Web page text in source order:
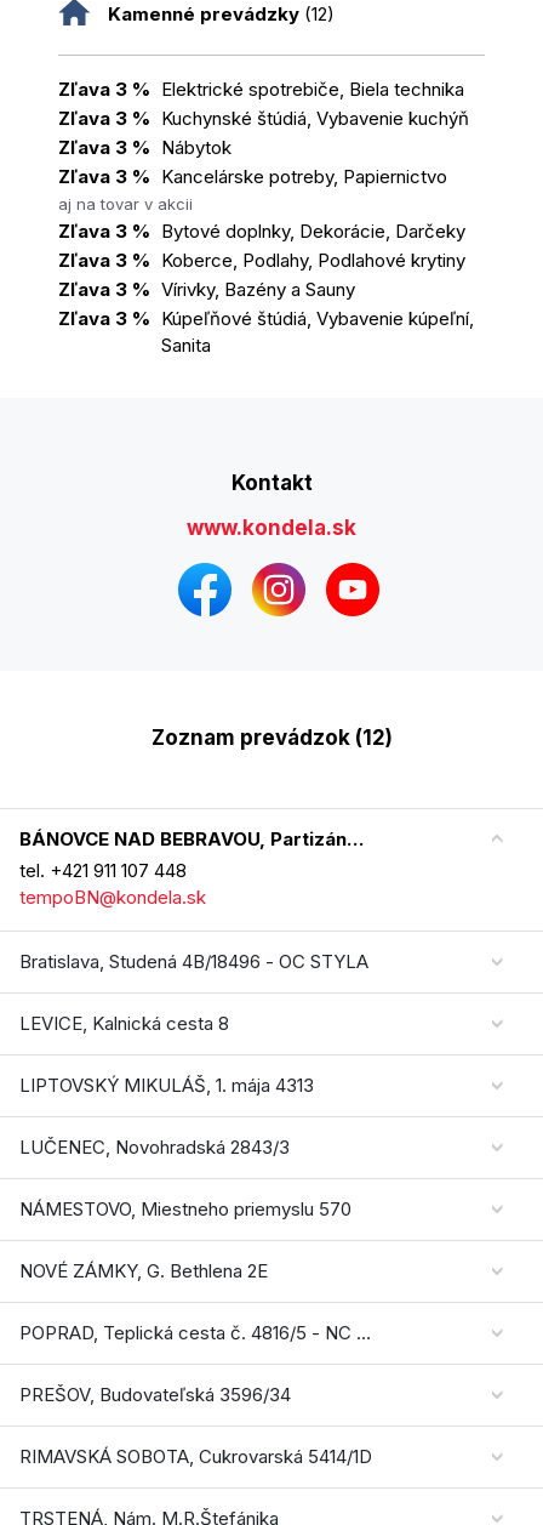
Kamenné prevádzky (12)
Zľava 3 % Elektrické spotrebiče, Biela technika
Zľava 3 % Kuchynské štúdiá, Vybavenie kuchýň
Zľava 3 % Nábytok
Zľava 3 % Kancelárske potreby, Papiernictvo
aj na tovar v akcii
Zľava 3 % Bytové doplnky, Dekorácie, Darčeky
Zľava 3 % Koberce, Podlahy, Podlahové krytiny
Zľava 3 % Vírivky, Bazény a Sauny
Zľava 3 % Kúpeľňové štúdiá, Vybavenie kúpeľní,
Sanita
Kontakt
www.kondela.sk
Zoznam prevádzok (12)
BÁNOVCE NAD BEBRAVOU, Partizánska 309
tel. +421 911 107 448
tempoBN@kondela.sk
Bratislava, Studená 4B/18496 - OC STYLA
LEVICE, Kalnická cesta 8
LIPTOVSKÝ MIKULÁŠ, 1. mája 4313
LUČENEC, Novohradská 2843/3
NÁMESTOVO, Miestneho priemyslu 570
NOVÉ ZÁMKY, G. Bethlena 2E
POPRAD, Teplická cesta č. 4816/5 - NC STORELAND
PREŠOV, Budovateľská 3596/34
RIMAVSKÁ SOBOTA, Cukrovarská 5414/1D
TRSTENÁ, Nám. M.R.Štefánika